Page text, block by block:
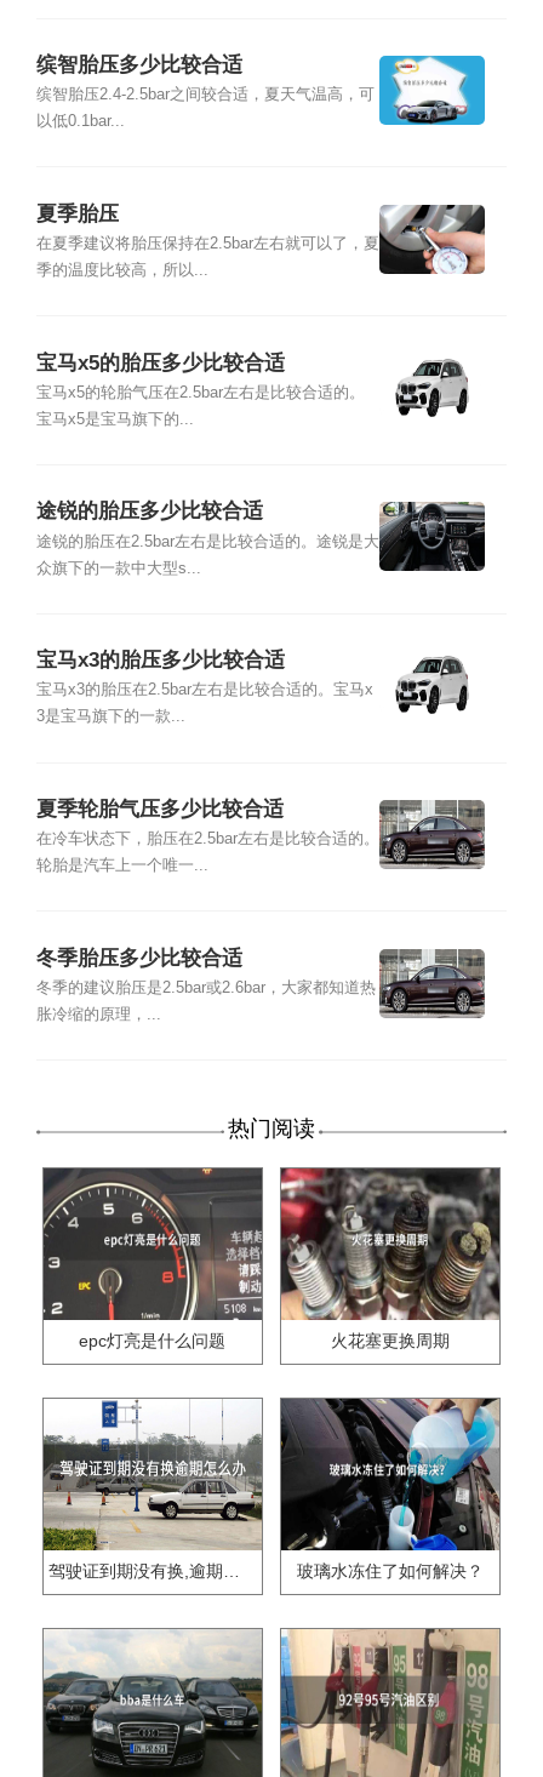
缤智胎压多少比较合适
缤智胎压2.4-2.5bar之间较合适，夏天气温高，可
以低0.1bar...
夏季胎压
在夏季建议将胎压保持在2.5bar左右就可以了，夏
季的温度比较高，所以...
宝马x5的胎压多少比较合适
宝马x5的轮胎气压在2.5bar左右是比较合适的。
宝马x5是宝马旗下的...
途锐的胎压多少比较合适
途锐的胎压在2.5bar左右是比较合适的。途锐是大
众旗下的一款中大型s...
宝马x3的胎压多少比较合适
宝马x3的胎压在2.5bar左右是比较合适的。宝马x
3是宝马旗下的一款...
夏季轮胎气压多少比较合适
在冷车状态下，胎压在2.5bar左右是比较合适的。
轮胎是汽车上一个唯一...
冬季胎压多少比较合适
冬季的建议胎压是2.5bar或2.6bar，大家都知道热
胀冷缩的原理，...
热门阅读
epc灯亮是什么问题 火花塞更换周期
驾驶证到期没有换,逾期怎么办?? 玻璃水冻住了如何解决？